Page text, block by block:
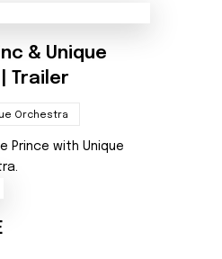
& Unique
Trailer
Orchestra
Prince with Unique